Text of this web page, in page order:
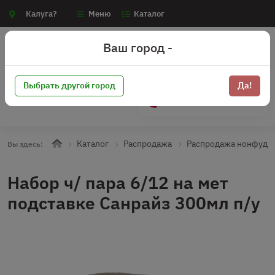
Калуга? Меню Каталог
Вы здесь: Каталог Распродажа Распродажа нонфуд
Набор ч/ пара 6/12 на мет
подставке Санрайз 300мл п/у
Ваш город -
Выбрать другой город Да!